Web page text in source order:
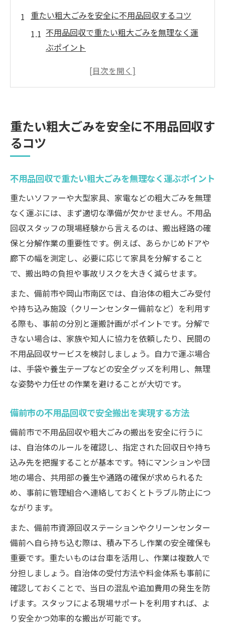
重たい粗大ごみを安全に不用品回収するコツ
不用品回収で重たい粗大ごみを無理なく運
ぶポイント
備前市の不用品回収で安全搬出を実現する
不用品回収スタッフが教える持ち運びの工
備前市で失敗しない不用品回収の手順とポイン
ト
備前市で不用品回収を依頼する際の流れと
注意点
粗大ごみ受付をスムーズに進めるコツ
不用品回収の手順でよくあるミスと解決策
備前市資源回収ステーションの活用法
不用品回収で確認すべき持ち込み方法の違
い
スタッフ目線で解説する粗大ごみ処分の実例
不用品回収スタッフが体験した安全な粗大
ごみ搬出例
現場で役立つ不用品回収のコツと注意ポイ
ント
ソファーや家電の実際の不用品回収事例
分別不要で楽になるスタッフおすすめの方
法
ソファーや家電の処分に困った時の最適な選択
肢
不用品回収でソファーを安全に処分する方
法
家電の不用品回収で失敗しないポイント
自力で運べない粗大ごみは不用品回収が便
行政と不用品回収サービスの違いを比較
壊れた家電の正しい不用品回収手順
無料回収のリスクや違法性とは何か知っていま
重たい粗大ごみを安全に不用品回収す
るコツ
不用品回収で重たい粗大ごみを無理なく運ぶポイント
重たいソファーや大型家具、家電などの粗大ごみを無理
なく運ぶには、まず適切な準備が欠かせません。不用品
回収スタッフの現場経験から言えるのは、搬出経路の確
保と分解作業の重要性です。例えば、あらかじめドアや
廊下の幅を測定し、必要に応じて家具を分解すること
で、搬出時の負担や事故リスクを大きく減らせます。
また、備前市や岡山市南区では、自治体の粗大ごみ受付
や持ち込み施設（クリーンセンター備前など）を利用す
る際も、事前の分別と運搬計画がポイントです。分解で
きない場合は、家族や知人に協力を依頼したり、民間の
不用品回収サービスを検討しましょう。自力で運ぶ場合
は、手袋や養生テープなどの安全グッズを利用し、無理
な姿勢や力任せの作業を避けることが大切です。
備前市の不用品回収で安全搬出を実現する方法
備前市で不用品回収や粗大ごみの搬出を安全に行うに
は、自治体のルールを確認し、指定された回収日や持ち
込み先を把握することが基本です。特にマンションや団
地の場合、共用部の養生や通路の確保が求められるた
め、事前に管理組合へ連絡しておくとトラブル防止につ
ながります。
また、備前市資源回収ステーションやクリーンセンター
備前へ自ら持ち込む際は、積み下ろし作業の安全確保も
重要です。重たいものは台車を活用し、作業は複数人で
分担しましょう。自治体の受付方法や料金体系も事前に
確認しておくことで、当日の混乱や追加費用の発生を防
げます。スタッフによる現場サポートを利用すれば、よ
り安全かつ効率的な搬出が可能です。